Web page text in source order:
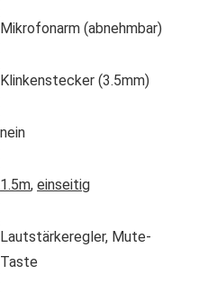
Mikrofonarm (abnehmbar)
Klinkenstecker (3.5mm)
nein
1.5m, einseitig
Lautstärkeregler, Mute-
Taste